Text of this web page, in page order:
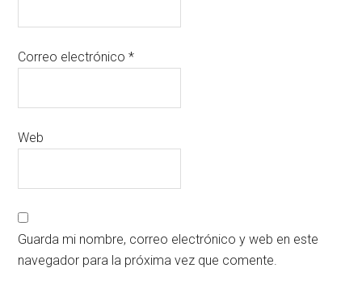
Correo electrónico*
Web
Guarda mi nombre, correo electrónico y web en este
navegador para la próxima vez que comente.